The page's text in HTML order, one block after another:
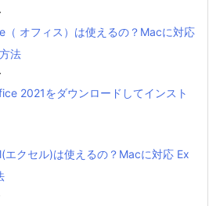
オフィス）は使えるの？Macに対応
法
2021をダウンロードしてインスト
エクセル)は使えるの？Macに対応 Ex